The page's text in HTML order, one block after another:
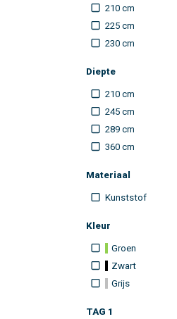
210 cm
225 cm
230 cm
Diepte
210 cm
245 cm
289 cm
360 cm
Materiaal
Kunststof
Kleur
Groen
Zwart
Grijs
TAG 1